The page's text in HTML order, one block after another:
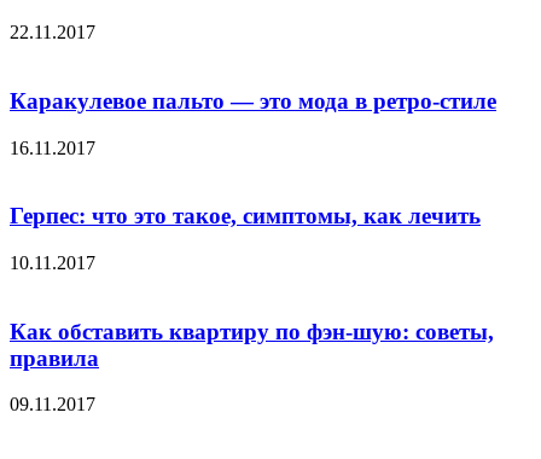
22.11.2017
Каракулевое пальто — это мода в ретро-стиле
16.11.2017
Герпес: что это такое, симптомы, как лечить
10.11.2017
Как обставить квартиру по фэн-шую: советы,
правила
09.11.2017